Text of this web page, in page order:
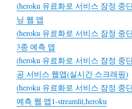
(heroku 유료화로 서비스 잠정 중
닝 웹 앱
(heroku 유료화로 서비스 잠정 중
3종 예측 앱
(heroku 유료화로 서비스 잠정 중
공 서비스 웹앱(실시간 스크래핑)
(heroku 유료화로 서비스 잠정 중
예측 웹 앱1-streamlit,heroku